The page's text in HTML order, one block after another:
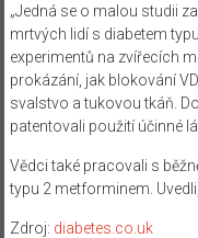
„Jedná se o malou studii
mrtvých lidí s diabetem
experimentů na zvířecích
prokázání, jak blokování
svalstvo a tukovou tkáň.
patentovali použití účinné
Vědci také pracovali s
typu 2 metforminem.
Zdroj: diabetes.co.uk